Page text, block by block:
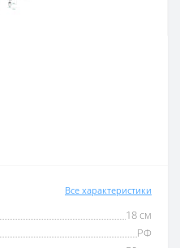
Все характеристики
18 см
РФ